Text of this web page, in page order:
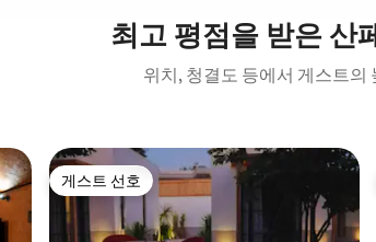
최고 평점을 받은 산
위치, 청결도 등에서 게스트의
게스트 선호
게스트 선호